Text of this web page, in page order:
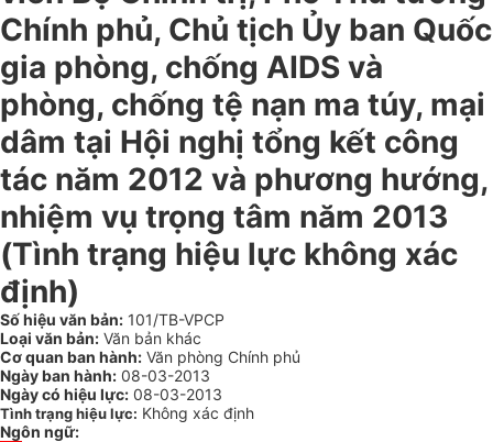
Chính phủ, Chủ tịch Ủy ban Quốc
gia phòng, chống AIDS và
phòng, chống tệ nạn ma túy, mại
dâm tại Hội nghị tổng kết công
tác năm 2012 và phương hướng,
nhiệm vụ trọng tâm năm 2013
(Tình trạng hiệu lực không xác
định)
Số hiệu văn bản: 101/TB-VPCP
Loại văn bản: Văn bản khác
Cơ quan ban hành: Văn phòng Chính phủ
Ngày ban hành: 08-03-2013
Ngày có hiệu lực: 08-03-2013
Tình trạng hiệu lực: Không xác định
Ngôn ngữ: